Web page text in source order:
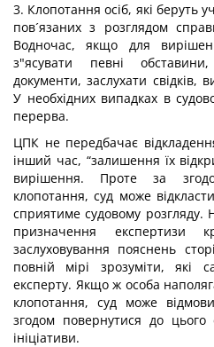
3. Клопотання осіб, які беруть
пов´язаних з розглядом
Водночас, якщо для
з"ясувати певні
документи, заслухати свідків,
У необхідних випадках в
перерва.
ЦПК не передбачає
інший час, “залишення їх
вирішення. Проте за
клопотання, суд може
сприятиме судовому
призначення експертизи
заслуховування пояснень
повній мірі зрозуміти, які
експерту. Якщо ж особа
клопотання, суд може
згодом повернутися до
ініціативи.